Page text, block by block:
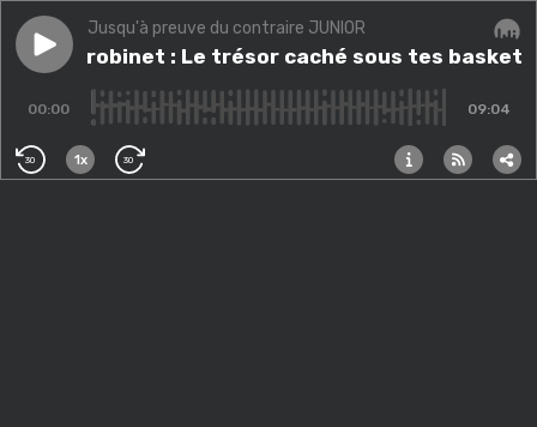
Play episodeL'eau du robinet : Le trésor caché sous tes baskets
Jusqu'à preuve du contraire JUNIOR
du robinet : Le trésor caché sous tes baskets
00:00 09:04
30 1x 30